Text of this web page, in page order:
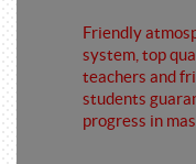
Friendly
system, top
teachers and
students
progress in